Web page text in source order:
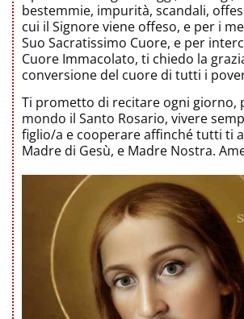
bestemmie, impurità, scandali,
cui il Signore viene offeso, e per i
Suo Sacratissimo Cuore, e per
Cuore Immacolato, ti chiedo la
conversione del cuore di tutti i
Ti prometto di recitare ogni giorno,
mondo il Santo Rosario, vivere
figlio/a e cooperare affinché tutti ti
Madre di Gesù, e Madre Nostra.